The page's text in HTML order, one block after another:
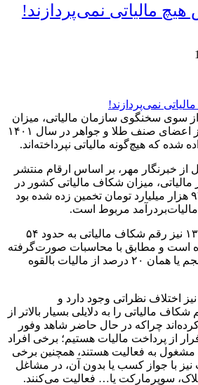
از سوی سخنگوی سازمان مالیاتی، میزان
درآمد بیش از ۳۰ درصد از اعضای صنف طلا و جواهر در سال ۱۴۰۱
شده که هیچ‌گونه مالیاتی نپرداخته‌اند.
از خبرنگار مهر، بر اساس ارقام منتشر
میزان شکاف مالیاتی کشور در
پایان سال ۱۳۹۸، حدود ۹۷ هزار میلیارد تومان تخمین زده شده بود
مربوط است.
همچنین در پایان سال ۱۳۹۹ نیز رقم شکاف مالیاتی به حدود ۵۴
است و مطابق با محاسبات صورت‌گرفته
می‌توان گفت، حدود یک‌پنجم یا همان ۲۰ درصد از مالیات بالقوه
اختلاف نظراتی وجود دارد و
مالیاتی را به دلایلی بسیار بالاتر از
چراکه در حال حاضر شاهد وفور
از پرداخت مالیات هستیم؛ برخی افراد
به فعالیت هستند، همچنین برخی
با جواز کسب یا بدون آن، در مشاغل
سوپرمارکت یا… فعالیت می‌کنند.